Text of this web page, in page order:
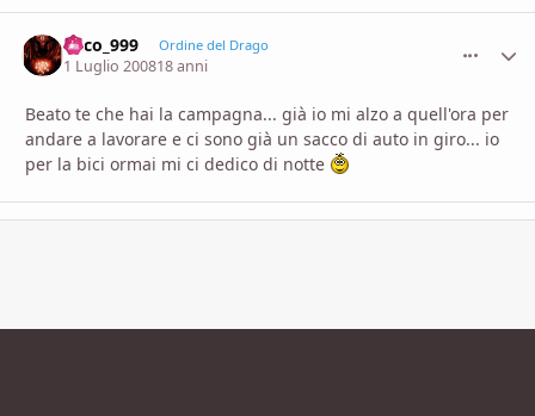
falco_999 Ordine del Drago
1 Luglio 200818 anni
Beato te che hai la campagna... già io mi alzo a quell'ora per
andare a lavorare e ci sono già un sacco di auto in giro... io
per la bici ormai mi ci dedico di notte